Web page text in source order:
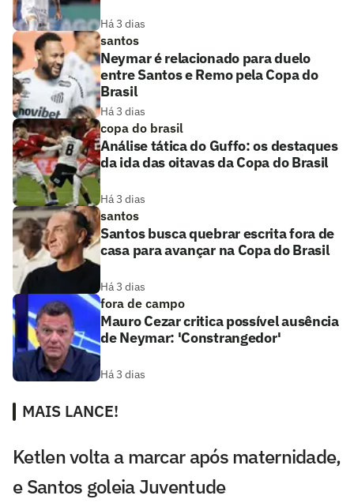
Há 3 dias
santos
Neymar é relacionado para duelo
entre Santos e Remo pela Copa do
Brasil
Há 3 dias
copa do brasil
Análise tática do Guffo: os destaques
da ida das oitavas da Copa do Brasil
Há 3 dias
santos
Santos busca quebrar escrita fora de
casa para avançar na Copa do Brasil
Há 3 dias
fora de campo
Mauro Cezar critica possível ausência
de Neymar: 'Constrangedor'
Há 3 dias
MAIS LANCE!
Ketlen volta a marcar após maternidade,
e Santos goleia Juventude